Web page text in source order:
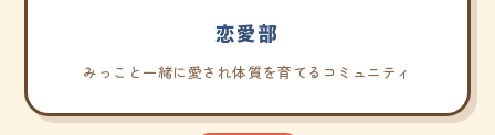
恋愛部
みっこと一緒に愛され体質を育てるコミュニティ